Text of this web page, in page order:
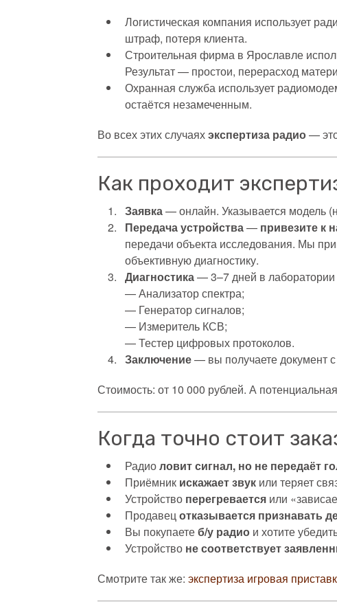
Логистическая компания использует
штраф, потеря клиента.
Строительная фирма в Ярославле
Результат — простои, перерасход
Охранная служба использует
остаётся незамеченным.
Во всех этих случаяхэкспертиза радио—
Как проходит
Заявка— онлайн. Указывается модель
Передача устройства— привезите к
передачи объекта исследования. Мы
объективную диагностику.
Диагностика— 3–7 дней в лаборатории
— Анализатор спектра;
— Генератор сигналов;
— Измеритель КСВ;
— Тестер цифровых протоколов.
Заключение— вы получаете документ
Стоимость: от 10 000 рублей. А
Когда точно стоит
Радиоловит сигнал, но не передаёт
Приёмник искажает звук или теряет
Устройство перегревается или
Продавецотказывается признавать
Вы покупаетеб/у радио и хотите
Устройство не соответствует
Смотрите так же: экспертиза игровая